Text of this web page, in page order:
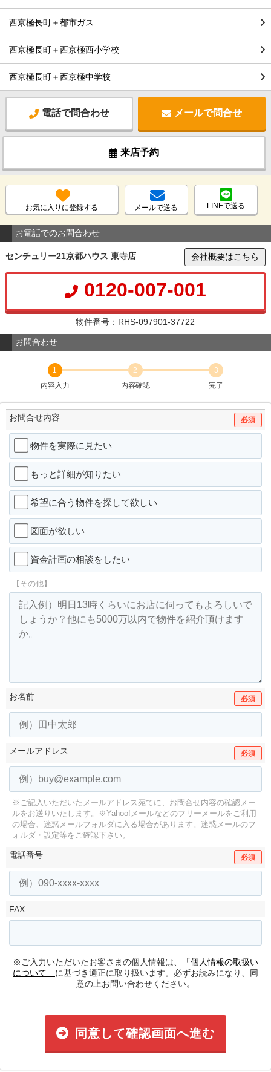
西京極長町＋都市ガス
西京極長町＋西京極西小学校
西京極長町＋西京極中学校
電話で問合わせ メールで問合せ
来店予約
お気に入りに登録する メールで送る LINEで送る
お電話でのお問合わせ
センチュリー21京都ハウス 東寺店 会社概要はこちら
0120-007-001
物件番号：RHS-097901-37722
お問合わせ
1
内容入力
2
内容確認
3
完了
お問合せ内容 必須
物件を実際に見たい
もっと詳細が知りたい
希望に合う物件を探して欲しい
図面が欲しい
資金計画の相談をしたい
【その他】
お名前 必須
メールアドレス 必須
※ご記入いただいたメールアドレス宛てに、お問合せ内容の確認メー
ルをお送りいたします。
※Yahoo!メールなどのフリーメールをご利用
の場合、迷惑メールフォルダに入る場合があります。 迷惑メールのフ
ォルダ・設定等をご確認下さい。
電話番号 必須
FAX
※ご入力いただいたお客さまの個人情報は、
「個人情報の取扱い
について」 に基づき適正に取り扱います。必ずお読みになり、同
意の上お問い合わせください。
同意して確認画面へ進む